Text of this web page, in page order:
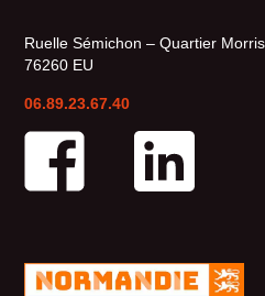
Ruelle Sémichon – Quartier Morris
76260 EU
06.89.23.67.40